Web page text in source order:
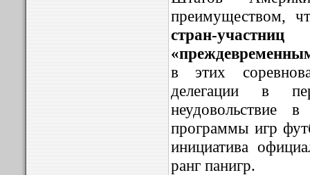
преимуществом,
стран-
в этих
делегации в
неудовольствие
программы игр
инициатива
ранг панигр.